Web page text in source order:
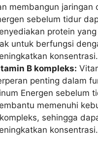
membangun jaringan
sebelum tidur
protein
untuk berfungsi
konsentrasi.
B kompleks:
penting dalam
Energen sebelum
memenuhi
sehingga
konsentrasi.